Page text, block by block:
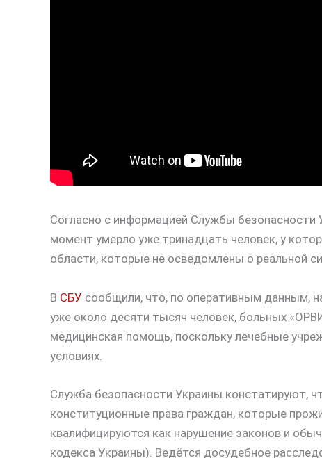
Согласно с информацией Службы безопасности
момент умерло уже тринадцать человек, у
области, которые не осведомлены о реальной
В СБУ сообщили, что, по оперативным данным,
уже около десяти тысяч человек, больных
медицинская помощь, поскольку лечебные
условиях.
Служба безопасности Украины констатируют,
конституционные права граждан, которые
квалифицируются как нарушение законов и
кодекса Украины). Ведётся досудебное